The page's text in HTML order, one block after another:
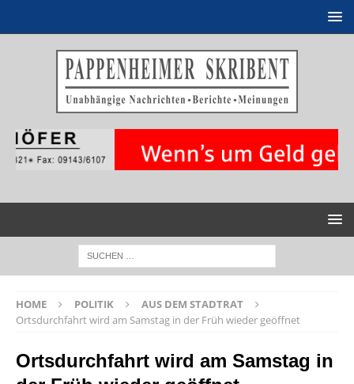
HOME POLITIK
AUS DEM STADTRAT
Ortsdurchfahrt wird am Samstag in der Früh wieder geöffnet
Ortsdurchfahrt wird am Samstag in